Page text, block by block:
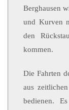
Berghausen
und Kurven
den
kommen.
Die Fahrten
aus
bedienen.